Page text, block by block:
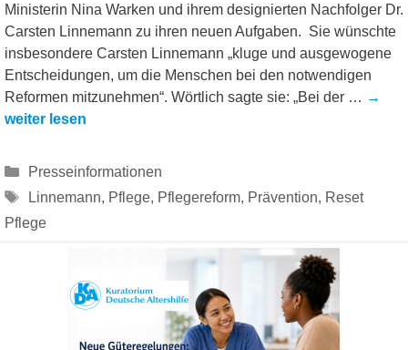
Ministerin Nina Warken und ihrem designierten Nachfolger Dr.
Carsten Linnemann zu ihren neuen Aufgaben. Sie wünschte
insbesondere Carsten Linnemann „kluge und ausgewogene
Entscheidungen, um die Menschen bei den notwendigen
Reformen mitzunehmen“. Wörtlich sagte sie: „Bei der … →
weiter lesen
Kategorien
Presseinformationen
Schlagwörter
Linnemann, Pflege, Pflegereform, Prävention, Reset
Pflege